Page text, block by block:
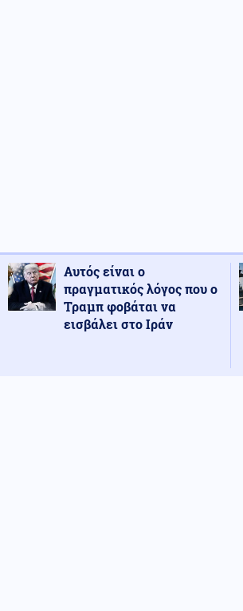
Αυτός είναι ο
πραγματικός λόγος που ο
Τραμπ φοβάται να
εισβάλει στο Ιράν